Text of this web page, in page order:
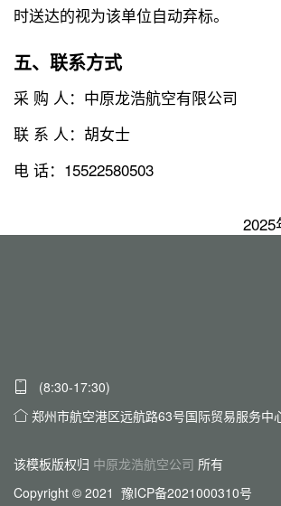
时送达的视为该单位自动弃标。
五、联系方式
采 购 人：中原龙浩航空有限公司
联 系 人：胡女士
电 话：15522580503
2025
(8:30-17:30)
郑州市航空港区远航路63号国际贸易服务中
该模板版权归 中原龙浩航空公司 所有
Copyright © 2021 豫ICP备2021000310号